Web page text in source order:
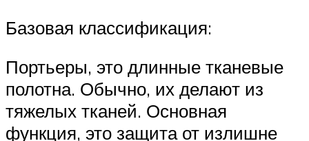
Базовая классификация:
Портьеры, это длинные тканевые
полотна. Обычно, их делают из
тяжелых тканей. Основная
функция, это защита от излишне